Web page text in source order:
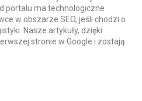
portalu ma technologiczne
w obszarze SEO, jeśli chodzi o
Nasze artykuły, dzięki
stronie w Google i zostają